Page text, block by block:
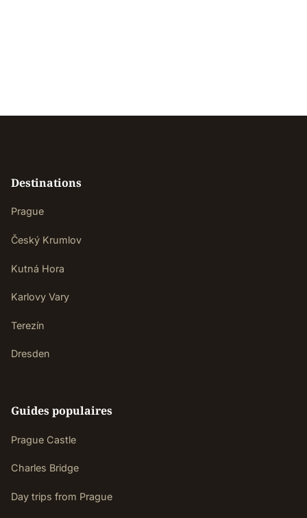
Destinations
Prague
Český Krumlov
Kutná Hora
Karlovy Vary
Terezín
Dresden
Guides populaires
Prague Castle
Charles Bridge
Day trips from Prague